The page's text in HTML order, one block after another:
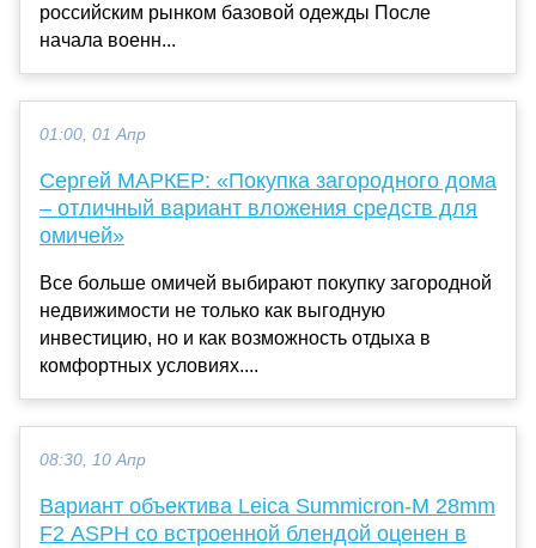
российским рынком базовой одежды После
начала военн...
01:00, 01 Апр
Сергей МАРКЕР: «Покупка загородного дома
– отличный вариант вложения средств для
омичей»
Все больше омичей выбирают покупку загородной
недвижимости не только как выгодную
инвестицию, но и как возможность отдыха в
комфортных условиях....
08:30, 10 Апр
Вариант объектива Leica Summicron-M 28mm
F2 ASPH со встроенной блендой оценен в